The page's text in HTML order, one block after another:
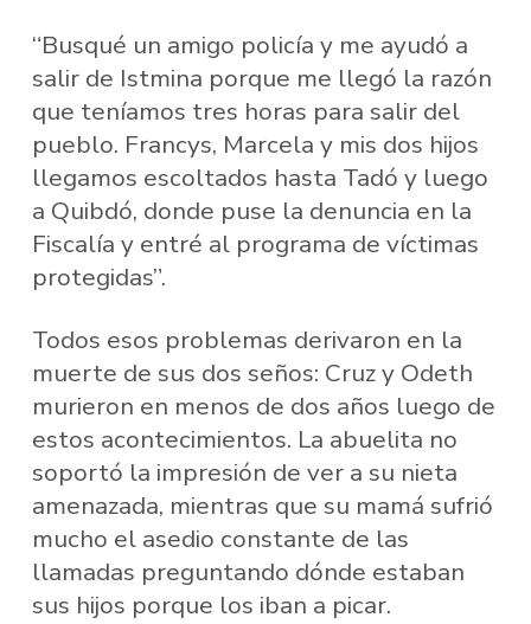
“Busqué un amigo policía y me ayudó a
salir de Istmina porque me llegó la razón
que teníamos tres horas para salir del
pueblo. Francys, Marcela y mis dos hijos
llegamos escoltados hasta Tadó y luego
a Quibdó, donde puse la denuncia en la
Fiscalía y entré al programa de víctimas
protegidas”.
Todos esos problemas derivaron en la
muerte de sus dos seños: Cruz y Odeth
murieron en menos de dos años luego de
estos acontecimientos. La abuelita no
soportó la impresión de ver a su nieta
amenazada, mientras que su mamá sufrió
mucho el asedio constante de las
llamadas preguntando dónde estaban
sus hijos porque los iban a picar.